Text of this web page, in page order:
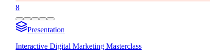
8
Presentation
Interactive Digital Marketing Masterclass